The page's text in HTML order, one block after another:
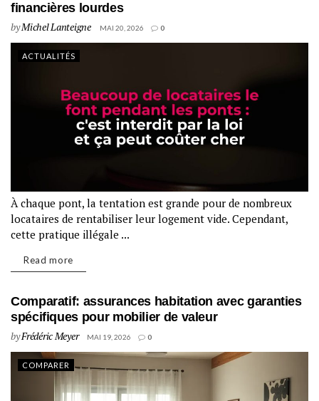
financières lourdes
byMichel Lanteigne MAI 20, 2026 0
ACTUALITÉS
À chaque pont, la tentation est grande pour de nombreux
locataires de rentabiliser leur logement vide. Cependant,
cette pratique illégale ...
Read more
Comparatif: assurances habitation avec garanties
spécifiques pour mobilier de valeur
byFrédéric Meyer MAI 19, 2026 0
COMPARER